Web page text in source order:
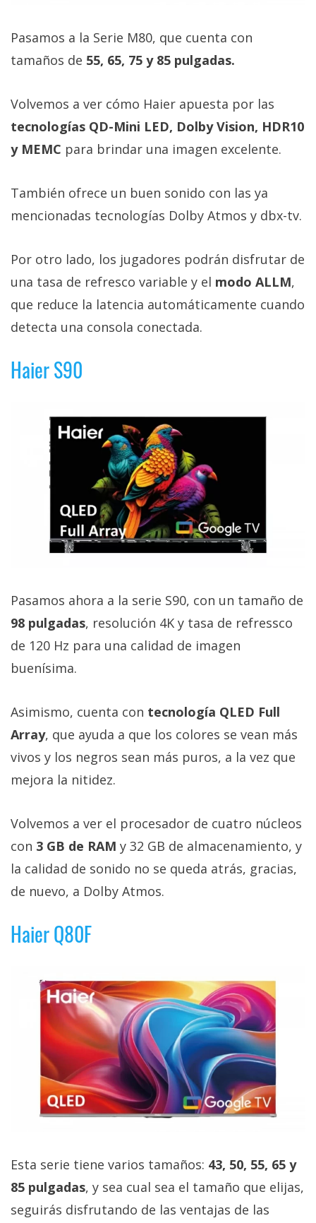
Pasamos a la Serie M80, que cuenta con
tamaños de 55, 65, 75 y 85 pulgadas.
Volvemos a ver cómo Haier apuesta por las
tecnologías QD-Mini LED, Dolby Vision, HDR10
y MEMC para brindar una imagen excelente.
También ofrece un buen sonido con las ya
mencionadas tecnologías Dolby Atmos y dbx-tv.
Por otro lado, los jugadores podrán disfrutar de
una tasa de refresco variable y el modo ALLM,
que reduce la latencia automáticamente cuando
detecta una consola conectada.
Haier S90
Pasamos ahora a la serie S90, con un tamaño de
98 pulgadas, resolución 4K y tasa de refressco
de 120 Hz para una calidad de imagen
buenísima.
Asimismo, cuenta con tecnología QLED Full
Array, que ayuda a que los colores se vean más
vivos y los negros sean más puros, a la vez que
mejora la nitidez.
Volvemos a ver el procesador de cuatro núcleos
con 3 GB de RAM y 32 GB de almacenamiento, y
la calidad de sonido no se queda atrás, gracias,
de nuevo, a Dolby Atmos.
Haier Q80F
Esta serie tiene varios tamaños: 43, 50, 55, 65 y
85 pulgadas, y sea cual sea el tamaño que elijas,
seguirás disfrutando de las ventajas de las